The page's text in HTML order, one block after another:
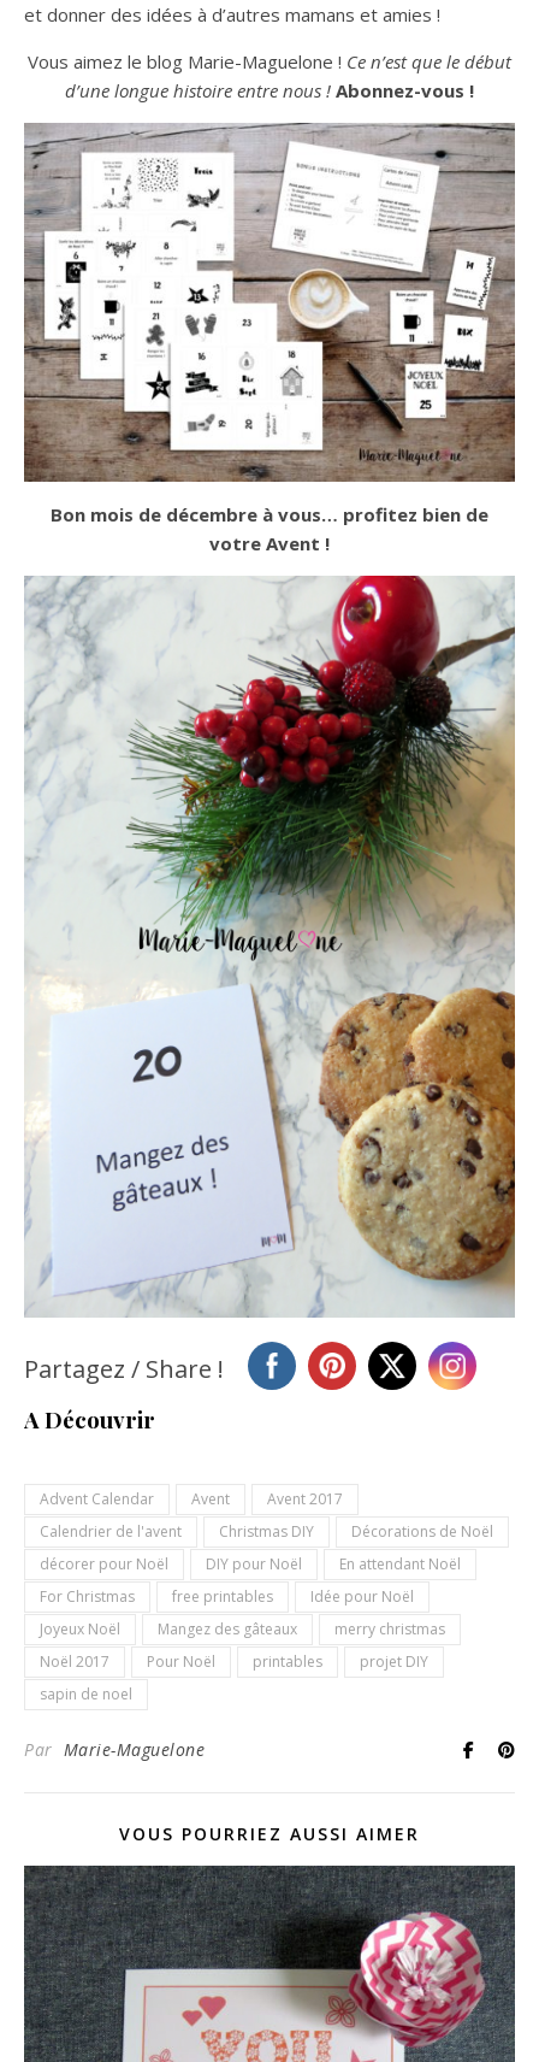
et donner des idées à d’autres mamans et amies !
Vous aimez le blog Marie-Maguelone ! Ce n’est que le début
d’une longue histoire entre nous ! Abonnez-vous !
Bon mois de décembre à vous… profitez bien de
votre Avent !
Partagez / Share !
A Découvrir
Advent Calendar Avent
Avent 2017
Calendrier de l'avent
Christmas DIY
Décorations de Noël
décorer pour Noël
DIY pour Noël
En attendant Noël
For Christmas
free printables
Idée pour Noël
Joyeux Noël
Mangez des gâteaux
merry christmas
Noël 2017
Pour Noël printables
projet DIY
sapin de noel
Par Marie-Maguelone
VOUS POURRIEZ AUSSI AIMER